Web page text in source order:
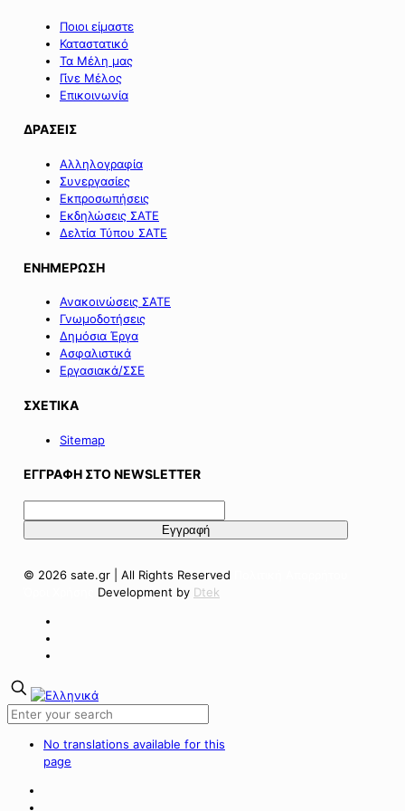
Ποιοι είμαστε
Καταστατικό
Τα Μέλη μας
Γίνε Μέλος
Επικοινωνία
ΔΡΑΣΕΙΣ
Αλληλογραφία
Συνεργασίες
Εκπροσωπήσεις
Εκδηλώσεις ΣΑΤΕ
Δελτία Τύπου ΣΑΤΕ
ΕΝΗΜΕΡΩΣΗ
Ανακοινώσεις ΣΑΤΕ
Γνωμοδοτήσεις
Δημόσια Έργα
Ασφαλιστικά
Εργασιακά/ΣΣΕ
ΣΧΕΤΙΚΑ
Sitemap
ΕΓΓΡΑΦΗ ΣΤΟ NEWSLETTER
© 2026 sate.gr | All Rights Reserved
Development by Dtek
No translations available for this
page